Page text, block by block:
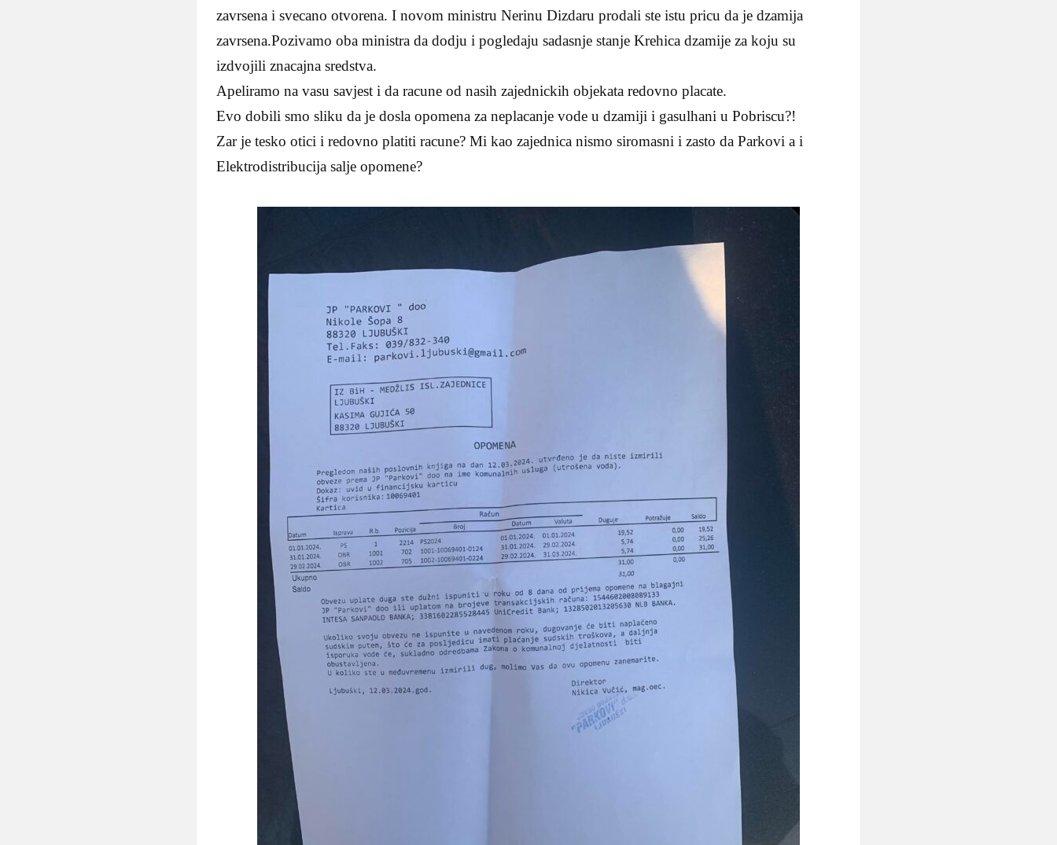
zavrsena i svecano otvorena. I novom ministru Nerinu Dizdaru prodali ste istu pricu da je dzamija
zavrsena.Pozivamo oba ministra da dodju i pogledaju sadasnje stanje Krehica dzamije za koju su
izdvojili znacajna sredstva.
Apeliramo na vasu savjest i da racune od nasih zajednickih objekata redovno placate.
Evo dobili smo sliku da je dosla opomena za neplacanje vode u dzamiji i gasulhani u Pobriscu?!
Zar je tesko otici i redovno platiti racune? Mi kao zajednica nismo siromasni i zasto da Parkovi a i
Elektrodistribucija salje opomene?